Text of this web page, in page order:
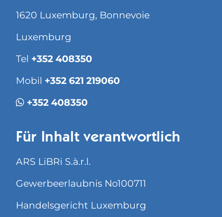
1620 Luxemburg, Bonnevoie
Luxemburg
Tel +352 408350
Mobil +352 621 219060
+352 408350
Für Inhalt verantwortlich
ARS LiBRi S.à.r.l.
Gewerbeerlaubnis No100711
Handelsgericht Luxemburg